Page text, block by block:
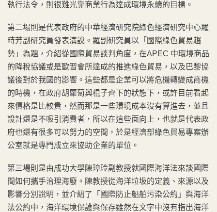
執行法令，則很難光靠商業行為達成環境永續的目標。
第二場則是代表政府的中華經濟研究院綠色經濟研究中心羅
時芳副研究員發表演說。羅副研究員以「國際綠色貿易趨
勢」為題，介紹從國際貿易談判角度，在APEC 中環境商品
的降稅協議或是歐習會所達成的推進綠色貿易，以及巴黎協
議後對於我國的影響。這些都是企業可以將危機轉變成商機
的時機，在政府胡蘿蔔與棍子齊下的狀態下，或許目前看起
來價格是比較貴，然而那是一些環境成本沒有算進去，並且
設計還是不吸引消費者，所以在這些面向上，也就是代表政
府也還有很多可以努力的空間，於是經濟部綠色貿易專案辦
公室就是專門成立來協助企業的單位。
第三場則是由成功大學陳璋玲副教授就國際海洋法來談國際
間如何攜手治理海廢。陳教授從海洋垃圾的定義、來源以及
影響分別說明，並介紹了「國際防止船舶污染公約」與海洋
法公約中，海洋環境保護與保存雖然在文字中沒有指出海洋